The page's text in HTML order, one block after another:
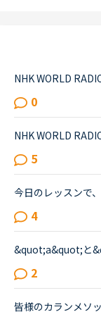
0
5
4
2